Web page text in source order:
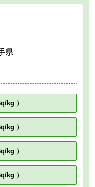
県
kg ）
kg ）
kg ）
kg ）